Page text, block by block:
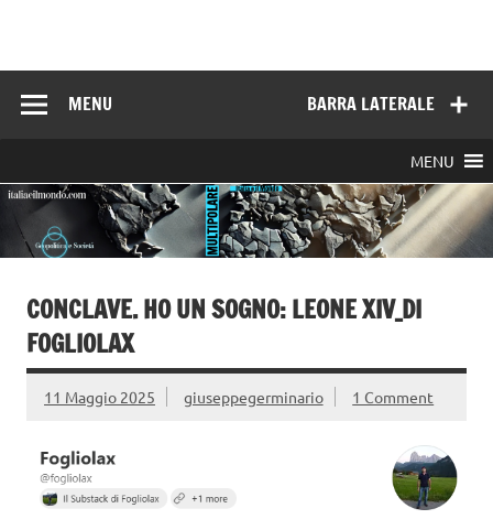
BARRA LATERALE
MENU
MENU
CONCLAVE. HO UN SOGNO: LEONE XIV_DI
FOGLIOLAX
11 Maggio 2025 giuseppegerminario 1 Comment